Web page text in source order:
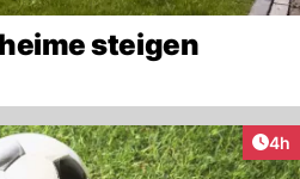
steigen
4h